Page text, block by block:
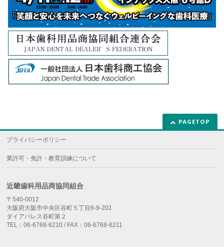
PAGETOP
プライバシーポリシー
業許可・免許・教育訓練について
近畿歯科用品商協同組合
〒540-0012
大阪府大阪市中央区谷町５丁目6-9-201
ダイアパレス谷町第２
TEL：06-6768-6210 / FAX：06-6768-6211